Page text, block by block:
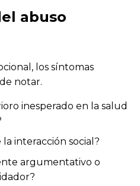
abuso
los síntomas
notar.
inesperado en la salud
interacción social?
argumentativo o